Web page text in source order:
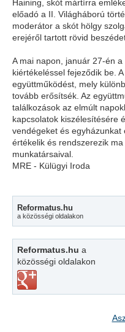
Haining, skót mártírra
előadó a II. Világháború
moderátor a skót hölgy
erejéről tartott rövid
A mai napon, január 27-én
kiértékeléssel fejeződik be.
együttműködést, mely
tovább erősítsék. Az
találkozások az elmúlt
kapcsolatok kiszélesítésére
vendégeket és
értékelik és rendszerezik
munkatársaival.
MRE - Külügyi Iroda
Reformatus.hu
a közösségi oldalakon
Reformatus.hu a
közösségi oldalakon